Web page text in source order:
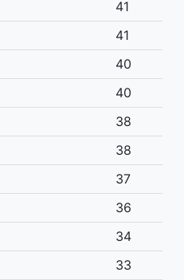
41
41
40
40
38
38
37
36
34
33